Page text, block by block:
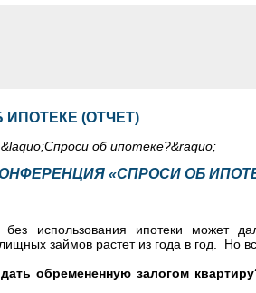
(ОТЧЕТ)
об ипотеке?&raquo;
«СПРОСИ ОБ
без использования ипотеки может
займов растет из года в год. Но
обремененную залогом